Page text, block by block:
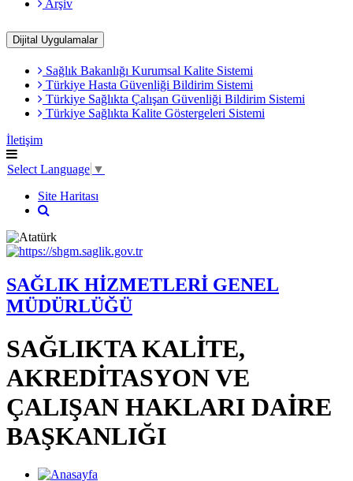
Arşiv
Dijital Uygulamalar
Sağlık Bakanlığı Kurumsal Kalite Sistemi
​Türkiye Hasta Güvenliği Bildirim Sistemi
Türkiye Sağlıkta Çalışan Güvenliği Bildirim Sistemi
Türkiye Sağlıkta Kalite Göstergeleri Sistemi
İletişim
Select Language ▼
Site Haritası
SAĞLIK HİZMETLERİ GENEL
MÜDÜRLÜĞÜ
SAĞLIKTA KALİTE,
AKREDİTASYON VE
ÇALIŞAN HAKLARI DAİRE
BAŞKANLIĞI